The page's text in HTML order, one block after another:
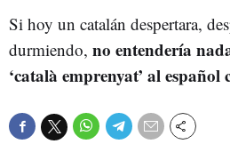
Si hoy un catalán despertara,
durmiendo, no entendería
‘català emprenyat’ al español